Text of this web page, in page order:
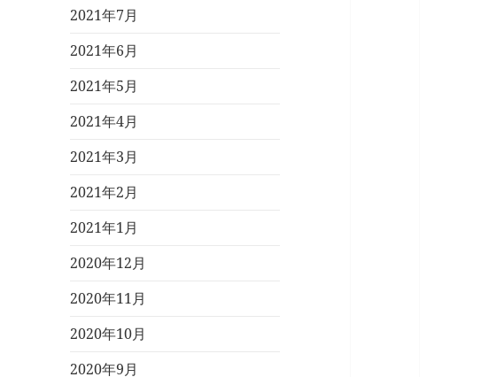
2021年7月
2021年6月
2021年5月
2021年4月
2021年3月
2021年2月
2021年1月
2020年12月
2020年11月
2020年10月
2020年9月